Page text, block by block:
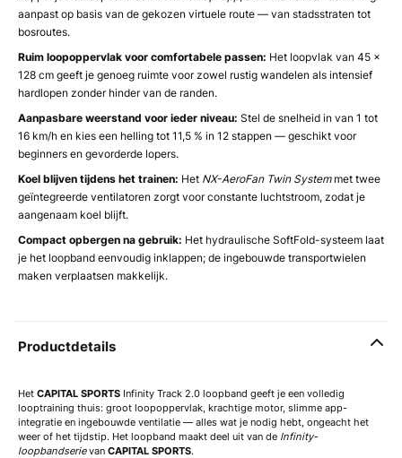
aanpast op basis van de gekozen virtuele route — van stadsstraten tot
bosroutes.
Ruim loopoppervlak voor comfortabele passen: Het loopvlak van 45 x
128 cm geeft je genoeg ruimte voor zowel rustig wandelen als intensief
hardlopen zonder hinder van de randen.
Aanpasbare weerstand voor ieder niveau: Stel de snelheid in van 1 tot
16 km/h en kies een helling tot 11,5 % in 12 stappen — geschikt voor
beginners en gevorderde lopers.
Koel blijven tijdens het trainen: Het NX-AeroFan Twin Systemmet twee
geïntegreerde ventilatoren zorgt voor constante luchtstroom, zodat je
aangenaam koel blijft.
Compact opbergen na gebruik: Het hydraulische SoftFold-systeem laat
je het loopband eenvoudig inklappen; de ingebouwde transportwielen
maken verplaatsen makkelijk.
Productdetails
Het CAPITAL SPORTS Infinity Track 2.0 loopband geeft je een volledig
looptraining thuis: groot loopoppervlak, krachtige motor, slimme app-
integratie en ingebouwde ventilatie — alles wat je nodig hebt, ongeacht het
weer of het tijdstip. Het loopband maakt deel uit van de Infinity-
loopbandserievan CAPITAL SPORTS.